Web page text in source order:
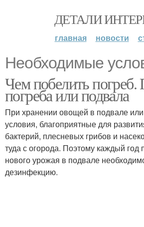
ДЕТАЛИ
главная новости
Необходимые
Чем побелить погреб.
погреба или подвала
При хранении овощей в подвале
условия, благоприятные для
бактерий, плесневых грибов и
туда с огорода. Поэтому каждый год
нового урожая в подвале
дезинфекцию.